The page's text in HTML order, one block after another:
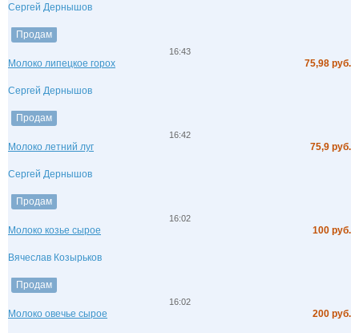
Сергей Дернышов
Продам
16:43
Молоко липецкое горох 75,98 руб.
Сергей Дернышов
Продам
16:42
Молоко летний луг 75,9 руб.
Сергей Дернышов
Продам
16:02
Молоко козье сырое 100 руб.
Вячеслав Козырьков
Продам
16:02
Молоко овечье сырое 200 руб.